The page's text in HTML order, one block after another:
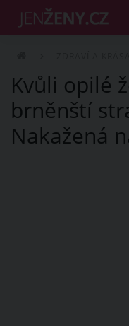
Kvůli opilé
brněnští
Nakažená